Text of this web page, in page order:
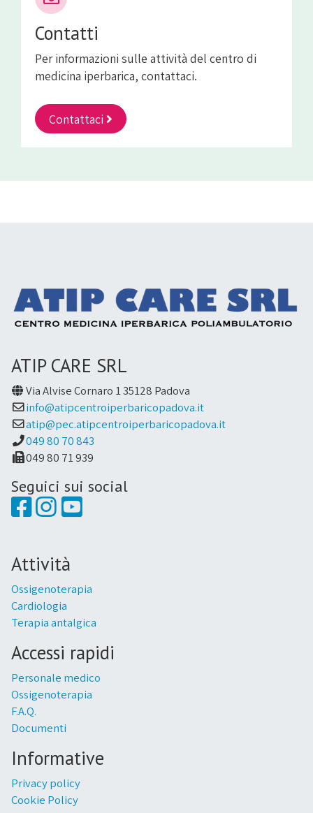
Contatti
Per informazioni sulle attività del centro di
medicina iperbarica, contattaci.
Contattaci
ATIP CARE SRL
Via Alvise Cornaro 1 35128 Padova
info@atipcentroiperbaricopadova.it
atip@pec.atipcentroiperbaricopadova.it
049 80 70 843
049 80 71 939
Seguici sui social
Attività
Ossigenoterapia
Cardiologia
Terapia antalgica
Accessi rapidi
Personale medico
Ossigenoterapia
F.A.Q.
Documenti
Informative
Privacy policy
Cookie Policy